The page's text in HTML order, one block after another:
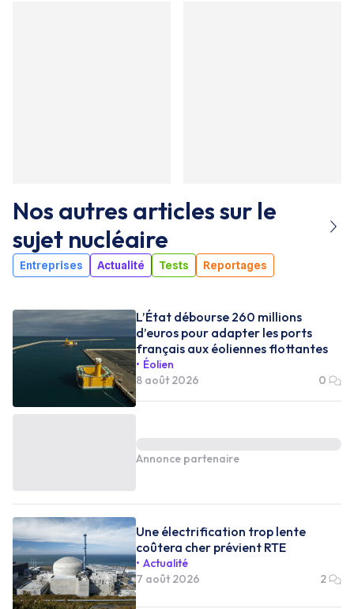
Nos autres articles sur le
sujet nucléaire
Entreprises Actualité Tests Reportages
L’État débourse 260 millions
d’euros pour adapter les ports
français aux éoliennes flottantes
Éolien
8 août 2026
0
Annonce partenaire
Une électrification trop lente
coûtera cher prévient RTE
Actualité
7 août 2026
2